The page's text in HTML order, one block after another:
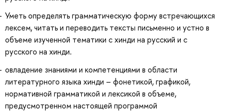
Уметь определять грамматическую форму встречающихся
лексем, читать и переводить тексты письменно и устно в
объеме изученной тематики с хинди на русский и с
русского на хинди.
овладение знаниями и компетенциями в области
литературного языка хинди – фонетикой, графикой,
нормативной грамматикой и лексикой в объеме,
предусмотренном настоящей программой